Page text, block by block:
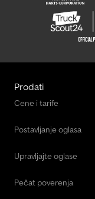
Prodati
Cene i tarife
Postavljanje oglasa
Upravljajte oglase
Pečat poverenja